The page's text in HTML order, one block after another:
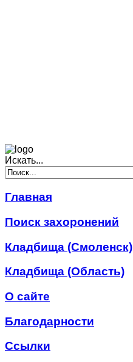
Искать...
Главная
Поиск захоронений
Кладбища (Смоленск)
Кладбища (Область)
О сайте
Благодарности
Ссылки